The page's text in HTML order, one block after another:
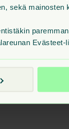
sekä mainosten
Evästeet-
kk